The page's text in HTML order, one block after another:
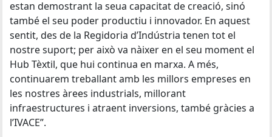
estan demostrant la seua capacitat de creació, sinó
també el seu poder productiu i innovador. En aquest
sentit, des de la Regidoria d’Indústria tenen tot el
nostre suport; per això va nàixer en el seu moment el
Hub Tèxtil, que hui continua en marxa. A més,
continuarem treballant amb les millors empreses en
les nostres àrees industrials, millorant
infraestructures i atraent inversions, també gràcies a
l’IVACE”.